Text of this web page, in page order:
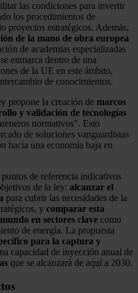
las condiciones para invertir
los procedimientos de
proyectos estratégicos. Además,
de la mano de obra europea
de academias especializadas
enmarca dentro de una
de la UE en este ámbito,
de conocimientos.
propone la creación de marcos
y validación de tecnologías
normativos". Esto
de soluciones vanguardistas
hacia una economía baja en
de referencia indicativos
de la ley: alcanzar el
para cubrir las necesidades de la
y comparar esta
en sectores clave como
de energía. La propuesta
para la captura y
capacidad de inyección anual de
que se alcanzará de aquí a 2030.